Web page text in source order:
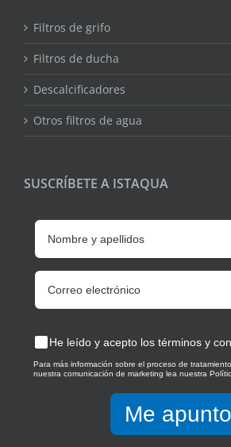
Filtros de grifo
Filtros de ducha
Descalcificadores
Otros filtros de agua
SUSCRÍBETE A ISTAQUA
He leído y acepto los términos y
Para más información sobre el proceso de
nuestra comunicación de marketing lea nuestra
Me apunto